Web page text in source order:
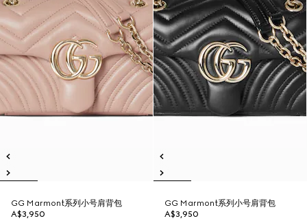
GG Marmont系列小号肩背包
A$3,950
GG Marmont系列小号肩背包
A$3,950